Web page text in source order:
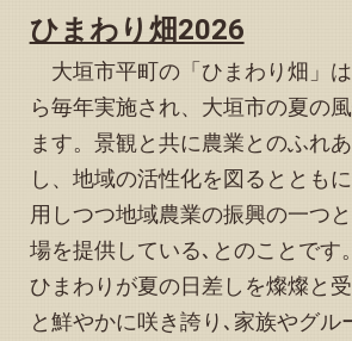
2025.06.09
「縁音よもやま話」に追加記事を掲載し
2025.06.01
「予約状況」お知らせページに予約可能
月・７月・８月）を掲載いたしました
2025.05.26
ピアノの調律＆調整が完了しました
2025.05.18
トップページ下方の「観光情報、その他
らせ」を更新しました
2025.05.06
ひまわり畑2026
大垣市平町の「ひまわり畑」
ら毎年実施され、大垣市の夏の
ます。 景観と共に農業とのふれ
し、地域の活性化を図るととも
用しつつ地域農業の振興の一つ
場を提供している､とのことです
ひまわりが夏の日差しを燦燦と
と鮮やかに咲き誇り､家族やグル